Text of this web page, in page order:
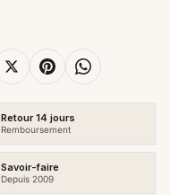
Retour 14 jours
Remboursement
Savoir-faire
Depuis 2009